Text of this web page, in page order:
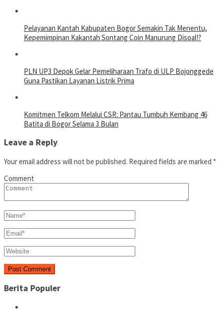
Pelayanan Kantah Kabupaten Bogor Semakin Tak Menentu,
Kepemimpinan Kakantah Sontang Coin Manurung Disoal!?
PLN UP3 Depok Gelar Pemeliharaan Trafo di ULP Bojonggede
Guna Pastikan Layanan Listrik Prima
Komitmen Telkom Melalui CSR: Pantau Tumbuh Kembang 46
Batita di Bogor Selama 3 Bulan
Leave a Reply
Your email address will not be published. Required fields are marked *
Comment
Berita Populer